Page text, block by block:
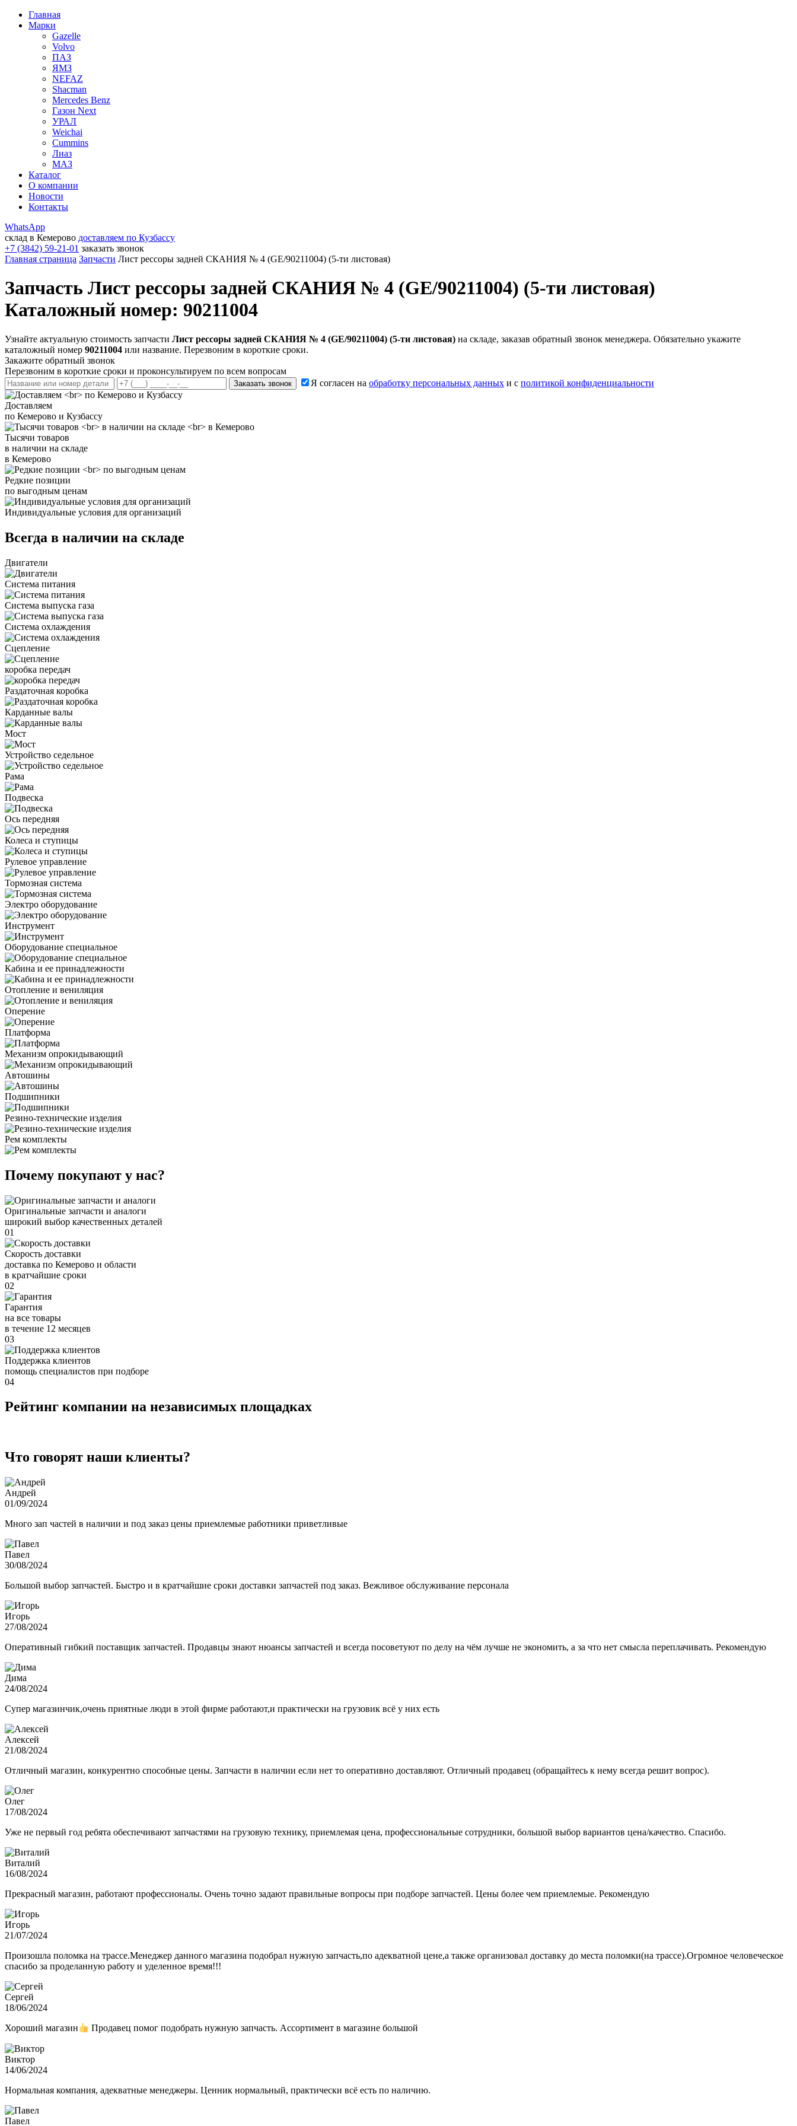
Главная
Марки
Gazelle
Volvo
ПАЗ
ЯМЗ
NEFAZ
Shacman
Mercedes Benz
Газон Next
УРАЛ
Weichai
Cummins
Лиаз
МАЗ
Каталог
О компании
Новости
Контакты
WhatsApp
склад в Кемерово доставляем по Кузбассу
+7 (3842) 59-21-01 заказать звонок
Главная страница Запчасти Лист рессоры задней СКАНИЯ № 4 (GE/90211004) (5-ти листовая)
Запчасть Лист рессоры задней СКАНИЯ № 4 (GE/90211004) (5-ти листовая)
Каталожный номер: 90211004
Узнайте актуальную стоимость запчасти Лист рессоры задней СКАНИЯ № 4 (GE/90211004) (5-ти листовая) на складе, заказав обратный звонок менеджера. Обязательно укажите
каталожный номер 90211004 или название. Перезвоним в короткие сроки.
Закажите обратный звонок
Перезвоним в короткие сроки и проконсультируем по всем вопросам
Заказать звонок Я согласен на обработку персональных данных и с политикой конфиденциальности
Доставляем
по Кемерово и Кузбассу
Тысячи товаров
в наличии на складе
в Кемерово
Редкие позиции
по выгодным ценам
Индивидуальные условия для организаций
Всегда в наличии на складе
Двигатели
Система питания
Система выпуска газа
Система охлаждения
Сцепление
коробка передач
Раздаточная коробка
Карданные валы
Мост
Устройство седельное
Рама
Подвеска
Ось передняя
Колеса и ступицы
Рулевое управление
Тормозная система
Электро оборудование
Инструмент
Оборудование специальное
Кабина и ее принадлежности
Отопление и вениляция
Оперение
Платформа
Механизм опрокидывающий
Автошины
Подшипники
Резино-технические изделия
Рем комплекты
Почему покупают у нас?
Оригинальные запчасти и аналоги
широкий выбор качественных деталей
01
Скорость доставки
доставка по Кемерово и области
в кратчайшие сроки
02
Гарантия
на все товары
в течение 12 месяцев
03
Поддержка клиентов
помощь специалистов при подборе
04
Рейтинг компании на независимых площадках
Что говорят наши клиенты?
Андрей
01/09/2024
Много зап частей в наличии и под заказ цены приемлемые работники приветливые
Павел
30/08/2024
Большой выбор запчастей. Быстро и в кратчайшие сроки доставки запчастей под заказ. Вежливое обслуживание персонала
Игорь
27/08/2024
Оперативный гибкий поставщик запчастей. Продавцы знают нюансы запчастей и всегда посоветуют по делу на чём лучше не экономить, а за что нет смысла переплачивать. Рекомендую
Дима
24/08/2024
Супер магазинчик,очень приятные люди в этой фирме работают,и практически на грузовик всё у них есть
Алексей
21/08/2024
Отличный магазин, конкурентно способные цены. Запчасти в наличии если нет то оперативно доставляют. Отличный продавец (обращайтесь к нему всегда решит вопрос).
Олег
17/08/2024
Уже не первый год ребята обеспечивают запчастями на грузовую технику, приемлемая цена, профессиональные сотрудники, большой выбор вариантов цена/качество. Спасибо.
Виталий
16/08/2024
Прекрасный магазин, работают профессионалы. Очень точно задают правильные вопросы при подборе запчастей. Цены более чем приемлемые. Рекомендую
Игорь
21/07/2024
Произошла поломка на трассе.Менеджер данного магазина подобрал нужную запчасть,по адекватной цене,а также организовал доставку до места поломки(на трассе).Огромное человеческое
спасибо за проделанную работу и уделенное время!!!
Сергей
18/06/2024
Хороший магазин Продавец помог подобрать нужную запчасть. Ассортимент в магазине большой
Виктор
14/06/2024
Нормальная компания, адекватные менеджеры. Ценник нормальный, практически всё есть по наличию.
Павел